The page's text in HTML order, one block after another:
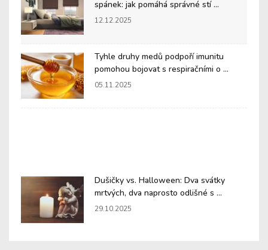
spánek: jak pomáhá správné stí ...
12.12.2025
Tyhle druhy medů podpoří imunitu
pomohou bojovat s respiračními o ...
05.11.2025
Dušičky vs. Halloween: Dva svátky
mrtvých, dva naprosto odlišné s ...
29.10.2025